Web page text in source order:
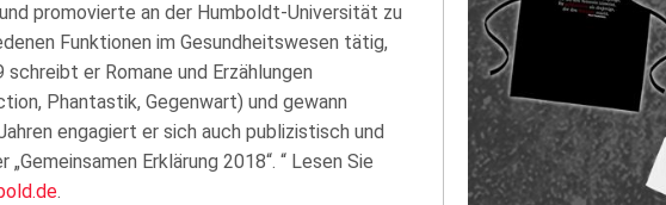
promovierte an der Humboldt-Universität zu
Funktionen im Gesundheitswesen tätig,
er Romane und Erzählungen
Phantastik, Gegenwart) und gewann
engagiert er sich auch publizistisch und
Erklärung 2018“. “ Lesen Sie
.